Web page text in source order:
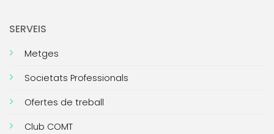
SERVEIS
Metges
Societats Professionals
Ofertes de treball
Club COMT